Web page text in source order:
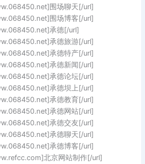
围场聊天[/url]
围场博客[/url]
承德[/url]
承德旅游[/url]
承德特产[/url]
承德新闻[/url]
承德论坛[/url]
承德坝上[/url]
承德教育[/url]
承德网站[/url]
承德交友[/url]
承德聊天[/url]
承德博客[/url]
北京网站制作[/url]